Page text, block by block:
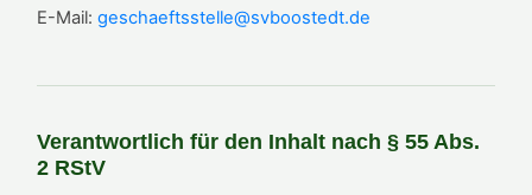
E-Mail: geschaeftsstelle@svboostedt.de
Verantwortlich für den Inhalt nach § 55 Abs.
2 RStV